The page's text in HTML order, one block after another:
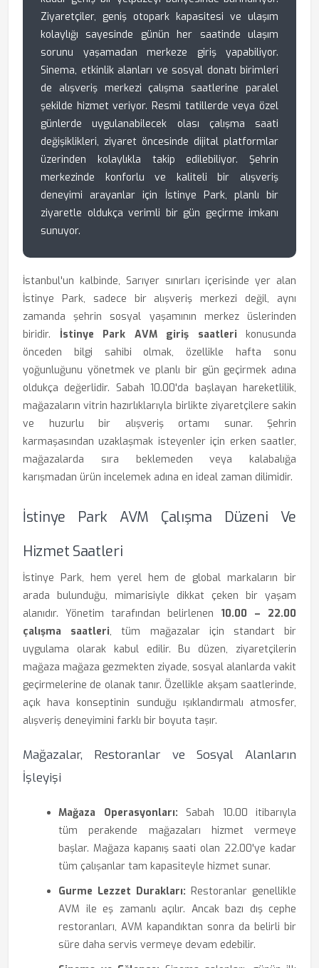
Ziyaretçiler, geniş otopark kapasitesi ve ulaşım
kolaylığı sayesinde günün her saatinde ulaşım
sorunu yaşamadan merkeze giriş yapabiliyor.
Sinema, etkinlik alanları ve sosyal donatı birimleri
de alışveriş merkezi çalışma saatlerine paralel
şekilde hizmet veriyor. Resmi tatillerde veya özel
günlerde uygulanabilecek olası çalışma saati
değişiklikleri, ziyaret öncesinde dijital platformlar
üzerinden kolaylıkla takip edilebiliyor. Şehrin
merkezinde konforlu ve kaliteli bir alışveriş
deneyimi arayanlar için İstinye Park, planlı bir
ziyaretle oldukça verimli bir gün geçirme imkanı
sunuyor.
İstanbul'un kalbinde, Sarıyer sınırları içerisinde yer alan
İstinye Park, sadece bir alışveriş merkezi değil, aynı
zamanda şehrin sosyal yaşamının merkez üslerinden
biridir. İstinye Park AVM giriş saatleri konusunda
önceden bilgi sahibi olmak, özellikle hafta sonu
yoğunluğunu yönetmek ve planlı bir gün geçirmek adına
oldukça değerlidir. Sabah 10.00'da başlayan hareketlilik,
mağazaların vitrin hazırlıklarıyla birlikte ziyaretçilere sakin
ve huzurlu bir alışveriş ortamı sunar. Şehrin
karmaşasından uzaklaşmak isteyenler için erken saatler,
mağazalarda sıra beklemeden veya kalabalığa
karışmadan ürün incelemek adına en ideal zaman dilimidir.
İstinye Park AVM Çalışma Düzeni Ve
Hizmet Saatleri
İstinye Park, hem yerel hem de global markaların bir
arada bulunduğu, mimarisiyle dikkat çeken bir yaşam
alanıdır. Yönetim tarafından belirlenen 10.00 – 22.00
çalışma saatleri, tüm mağazalar için standart bir
uygulama olarak kabul edilir. Bu düzen, ziyaretçilerin
mağaza mağaza gezmekten ziyade, sosyal alanlarda vakit
geçirmelerine de olanak tanır. Özellikle akşam saatlerinde,
açık hava konseptinin sunduğu ışıklandırmalı atmosfer,
alışveriş deneyimini farklı bir boyuta taşır.
Mağazalar, Restoranlar ve Sosyal Alanların
İşleyişi
Mağaza Operasyonları: Sabah 10.00 itibarıyla
tüm perakende mağazaları hizmet vermeye
başlar. Mağaza kapanış saati olan 22.00'ye kadar
tüm çalışanlar tam kapasiteyle hizmet sunar.
Gurme Lezzet Durakları: Restoranlar genellikle
AVM ile eş zamanlı açılır. Ancak bazı dış cephe
restoranları, AVM kapandıktan sonra da belirli bir
süre daha servis vermeye devam edebilir.